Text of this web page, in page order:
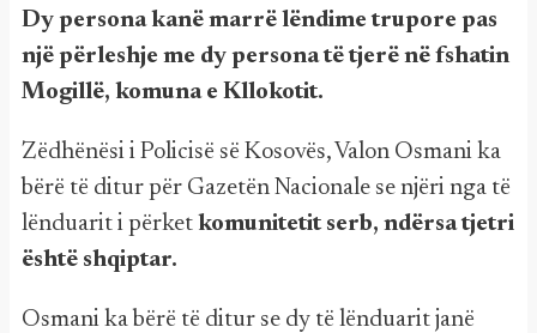
Dy persona kanë marrë lëndime trupore pas
një përleshje me dy persona të tjerë në fshatin
Mogillë, komuna e Kllokotit.
Zëdhënësi i Policisë së Kosovës, Valon Osmani ka
bërë të ditur për Gazetën Nacionale se njëri nga të
lënduarit i përket komunitetit serb, ndërsa tjetri
është shqiptar.
Osmani ka bërë të ditur se dy të lënduarit janë